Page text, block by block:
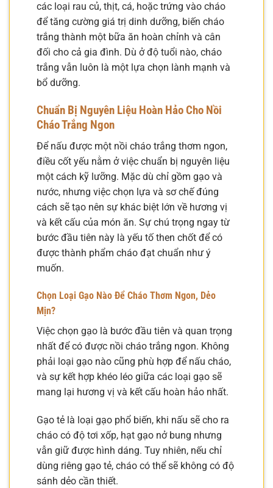
các loại rau củ, thịt, cá, hoặc trứng vào cháo
để tăng cường giá trị dinh dưỡng, biến cháo
trắng thành một bữa ăn hoàn chỉnh và cân
đối cho cả gia đình. Dù ở độ tuổi nào, cháo
trắng vẫn luôn là một lựa chọn lành mạnh và
bổ dưỡng.
Chuẩn Bị Nguyên Liệu Hoàn Hảo Cho Nồi
Cháo Trắng Ngon
Để nấu được một nồi cháo trắng thơm ngon,
điều cốt yếu nằm ở việc chuẩn bị nguyên liệu
một cách kỹ lưỡng. Mặc dù chỉ gồm gạo và
nước, nhưng việc chọn lựa và sơ chế đúng
cách sẽ tạo nên sự khác biệt lớn về hương vị
và kết cấu của món ăn. Sự chú trọng ngay từ
bước đầu tiên này là yếu tố then chốt để có
được thành phẩm cháo đạt chuẩn như ý
muốn.
Chọn Loại Gạo Nào Để Cháo Thơm Ngon, Dẻo
Mịn?
Việc chọn gạo là bước đầu tiên và quan trọng
nhất để có được nồi cháo trắng ngon. Không
phải loại gạo nào cũng phù hợp để nấu cháo,
và sự kết hợp khéo léo giữa các loại gạo sẽ
mang lại hương vị và kết cấu hoàn hảo nhất.
Gạo tẻ là loại gạo phổ biến, khi nấu sẽ cho ra
cháo có độ tơi xốp, hạt gạo nở bung nhưng
vẫn giữ được hình dáng. Tuy nhiên, nếu chỉ
dùng riêng gạo tẻ, cháo có thể sẽ không có độ
sánh dẻo cần thiết.